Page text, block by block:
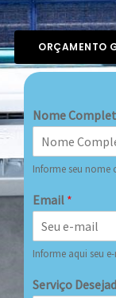
ORÇAMENTO
Nome
Informe seu nome
Email *
Informe aqui seu
Serviço